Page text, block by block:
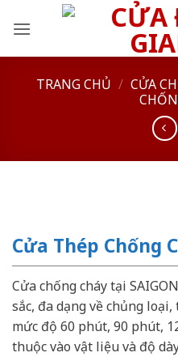
TRANG CHỦ / CỬA
Cửa Thép Chống
Cửa chống cháy tại
sắc, đa dạng về chủng
mức độ 60 phút, 90 phút,
thuộc vào vật liệu và độ